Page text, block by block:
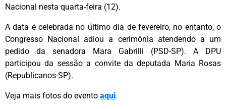
Nacional nesta quarta-feira (12).
A data é celebrada no último dia de fevereiro, no entanto, o
Congresso Nacional adiou a cerimônia atendendo a um
pedido da senadora Mara Gabrilli (PSD-SP). A DPU
participou da sessão a convite da deputada Maria Rosas
(Republicanos-SP).
Veja mais fotos do evento aqui.